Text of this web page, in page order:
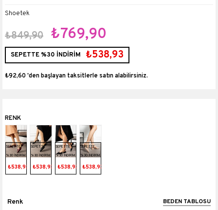
Shoetek
₺849,90 ₺769,90
SEPETTE %30 İNDİRİM ₺538,93
₺92,60'den başlayan taksitlerle
SEPETTE
%30 İNDİRİM
₺538,93
SEPETTE
%30 İNDİRİM
₺538,93
SEPETTE
%30 İNDİRİM
₺538,93
SEPETTE
%30 İNDİRİM
₺538,93
Renk BEDEN TABLOSU